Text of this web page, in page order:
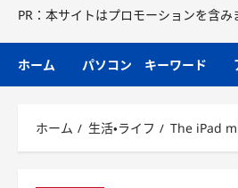
プ
PR：本サイトはプロモーションを含み
ホーム パソコン キーワード
ホーム 生活・ライフ The iPad